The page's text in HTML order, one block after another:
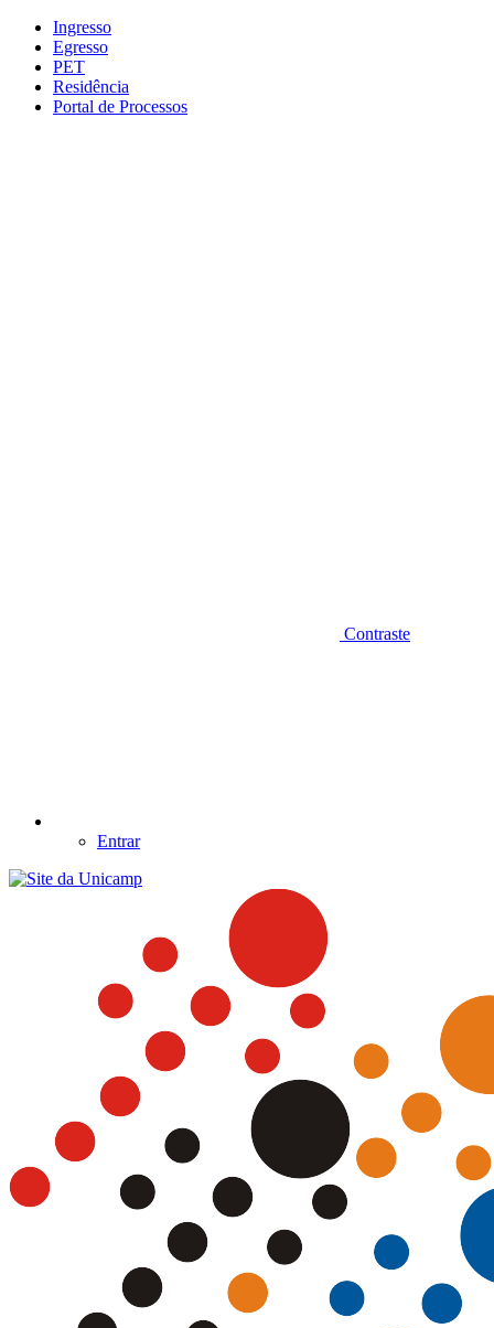
Conteúdo principal
Ingresso
Egresso
PET
Residência
Portal de Processos
Contraste
Entrar